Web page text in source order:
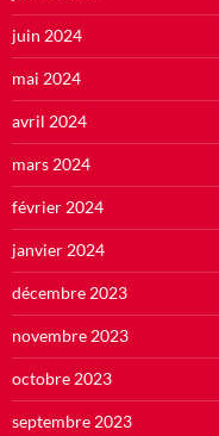
juin 2024
mai 2024
avril 2024
mars 2024
février 2024
janvier 2024
décembre 2023
novembre 2023
octobre 2023
septembre 2023